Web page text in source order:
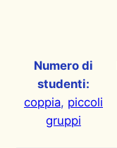
Numero di
studenti:
coppia, piccoli
gruppi